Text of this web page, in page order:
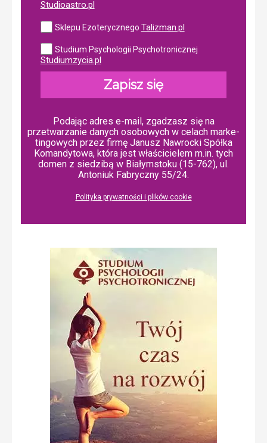
Studioastro.pl
Sklepu Ezoterycznego Talizman.pl
Studium Psychologii Psychotronicznej
Studiumzycia.pl
Zapisz się
Podając adres e-mail, zgadzasz się na
przetwarzanie danych osobowych w ce­lach mar­ke­
tin­go­wych przez firmę Janusz Nawrocki Spółka
Komandytowa, która jest właścicielem m.in. tych
domen z siedzibą w Białymstoku (15-762), ul.
Antoniuk Fabryczny 55/24.
Polityka prywatności i plików cookie